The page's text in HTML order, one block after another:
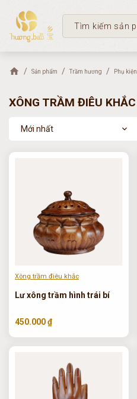
Sản phẩm Trầm hương Phụ kiện
XÔNG TRẦM ĐIÊU KHẮC
Mới nhất expand_more
Xông trầm điêu khắc
Lư xông trầm hình trái bí
450.000 ₫